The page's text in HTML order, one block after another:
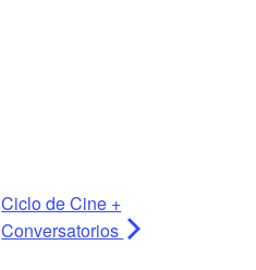
Ciclo de Cine +
Conversatorios